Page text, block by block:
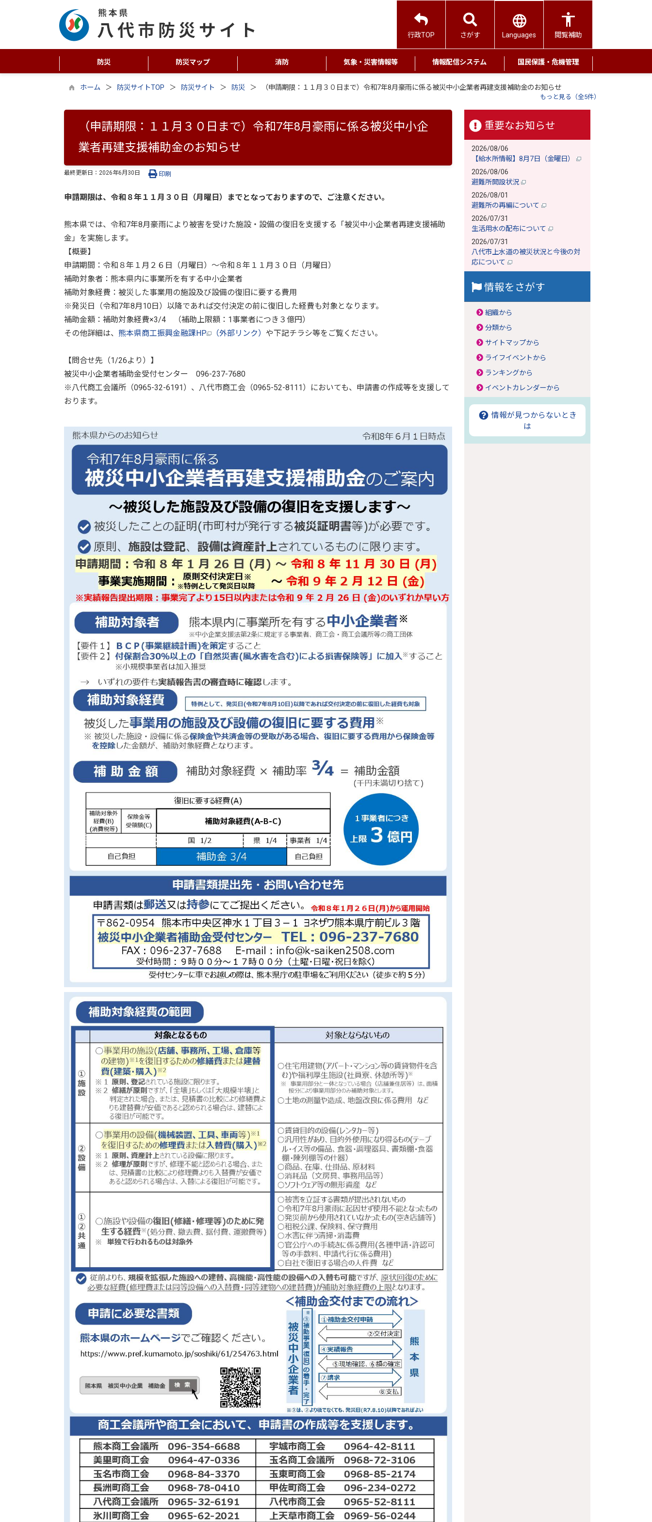
行政TOP さがす Languages 閲覧補助
防災 防災マップ 消防 気象・災害情報等 情報配信システム 国民保護・危機管理
ホーム 防災サイトTOP 防災サイト 防災 （申請期限：１１月３０日まで）令和7年8月豪雨に係る被災中小企業者再建支援補助金のお知らせ
もっと見る（全5件）
（申請期限：１１月３０日まで）令和7年8月豪雨に係る被災中小企
業者再建支援補助金のお知らせ
最終更新日： 2026年6月30日 印刷
申請期限は、令和８年１１月３０日（月曜日）までとなっておりますので、ご注意ください。
熊本県では、令和7年8月豪雨により被害を受けた施設・設備の復旧を支援する「被災中小企業者再建支援補助
金」を実施します。
【概要】
申請期間：令和８年１月２６日（月曜日）～令和８年１１月３０日（月曜日）
補助対象者：熊本県内に事業所を有する中小企業者
補助対象経費：被災した事業用の施設及び設備の復旧に要する費用
※発災日（令和7年8月10日）以降であれば交付決定の前に復旧した経費も対象となります。
補助金額：補助対象経費×3/4 （補助上限額：1事業者につき３億円）
その他詳細は、 熊本県商工振興金融課HP （外部リンク） や下記チラシ等をご覧ください。
【問合せ先（1/26より）】
被災中小企業者補助金受付センター 096-237-7680
※八代商工会議所（0965-32-6191）、八代市商工会（0965-52-8111）においても、申請書の作成等を支援して
おります。
重要なお知らせ
2026/08/06
【給水所情報】8月7日（金曜日）
2026/08/06
避難所開設状況
2026/08/01
避難所の再編について
2026/07/31
生活用水の配布について
2026/07/31
八代市上水道の被災状況と今後の対
応について
情報をさがす
組織から
分類から
サイトマップから
ライフイベントから
ランキングから
イベントカレンダーから
情報が見つからないとき
は